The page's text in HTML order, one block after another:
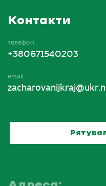
Контакти
телефон
+380671540203
email